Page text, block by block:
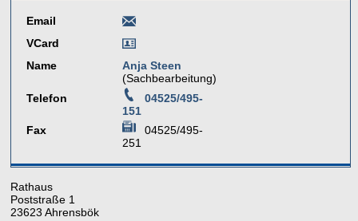
Email
VCard
Name
Anja Steen
(Sachbearbeitung)
Telefon
04525/495-
151
Fax
04525/495-
251
Rathaus
Poststraße 1
23623 Ahrensbök